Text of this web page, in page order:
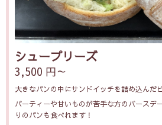
シュープリーズ
3,500 円～
大きなパンの中にサンドイッチを詰め込んだ
パーティーや甘いものが苦手な方のバースデ
りのパンも食べれます！